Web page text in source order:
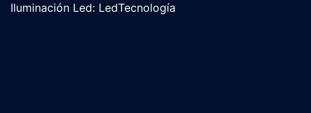
Iluminación Led: LedTecnología